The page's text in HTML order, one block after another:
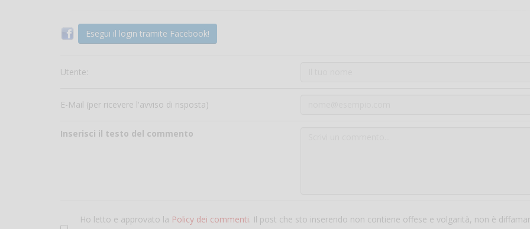
Esegui il login tramite Facebook!
Utente:
E-Mail (per ricevere l'avviso di risposta)
Inserisci il testo del commento
Ho letto e approvato la Policy dei commenti. Il post che sto inserendo non contiene offese e volgarità, non è